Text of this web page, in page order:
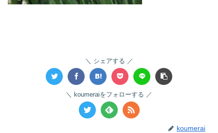
シェアする
koumeraiをフォローする
koumerai